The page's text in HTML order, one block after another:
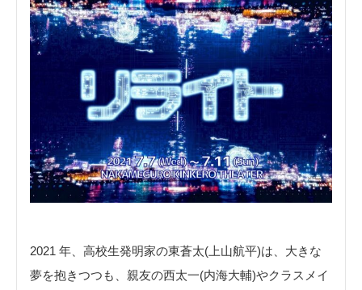
2021 年、高校生発明家の東蒼太(上山航平)は、大きな
夢を抱きつつも、親友の西太一(内海大輔)やクラスメイ